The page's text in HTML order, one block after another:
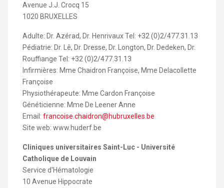
Avenue J.J. Crocq 15
1020 BRUXELLES
Adulte: Dr. Azérad, Dr. Henrivaux Tel: +32 (0)2/477.31.13
Pédiatrie: Dr. Lê, Dr. Dresse, Dr. Longton, Dr. Dedeken, Dr.
Rouffiange Tel: +32 (0)2/477.31.13
Infirmières: Mme Chaidron Françoise, Mme Delacollette
Françoise
Physiothérapeute: Mme Cardon Françoise
Généticienne: Mme De Leener Anne
Email: francoise.chaidron@hubruxelles.be
Site web: www.huderf.be
Cliniques universitaires Saint-Luc - Université
Catholique de Louvain
Service d'Hématologie
10 Avenue Hippocrate